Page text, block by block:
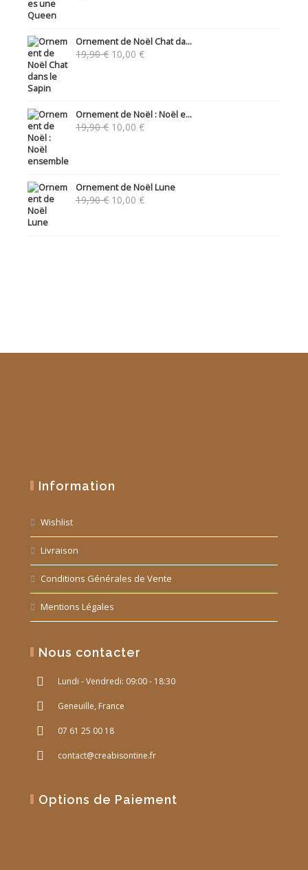
Ornement de Noël Chat da...
19,90€ Le
10,00 €Le
Ornement de Noël : Noël e...
19,90€ Le
10,00 €Le
Ornement de Noël Lune
19,90€ Le
10,00 €Le
Information
Wishlist
Livraison
Conditions Générales de Vente
Mentions Légales
Nous contacter
Lundi - Vendredi: 09:00 - 18:30
Geneuille, France
07 61 25 00 18
contact@creabisontine.fr
Options de Paiement